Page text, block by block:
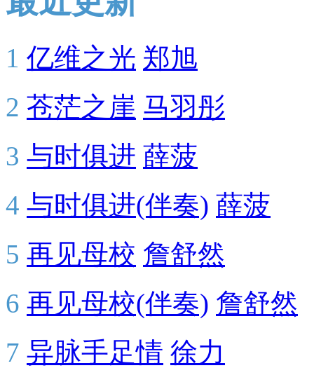
1 亿维之光 郑旭
2 苍茫之崖 马羽彤
3 与时俱进 薛菠
4 与时俱进(伴奏) 薛菠
5 再见母校 詹舒然
6 再见母校(伴奏) 詹舒然
7 异脉手足情 徐力